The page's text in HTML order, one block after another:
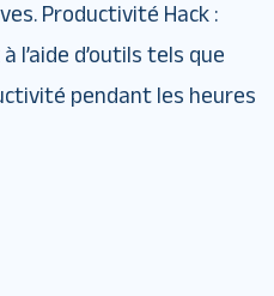
Productivité Hack :
l’aide d’outils tels que
pendant les heures